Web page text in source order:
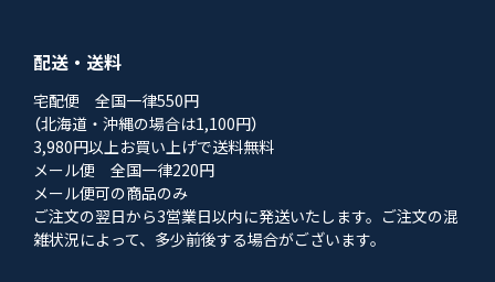
配送・送料
宅配便 全国一律550円
（北海道・沖縄の場合は1,100円）
3,980円以上お買い上げで送料無料
メール便 全国一律220円
メール便可の商品のみ
ご注文の翌日から3営業日以内に発送いたします。ご注文の混
雑状況によって、多少前後する場合がございます。